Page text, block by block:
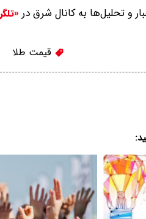
و تحلیل‌ها به کانال شرق در
قیمت طلا